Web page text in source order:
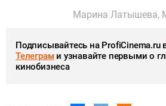
Марина Латышева,
Подписывайтесь на ProfiCinema.ru
Телеграми узнавайте первыми о
кинобизнеса